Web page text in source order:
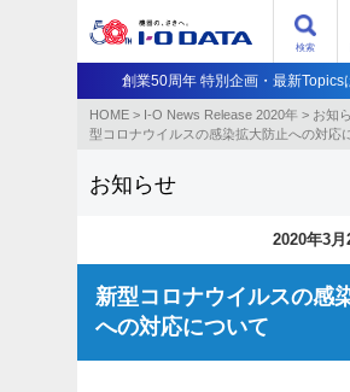
検索
創業50周年 特別企画・最新Topics
HOME > I-O News Release 2020年 > お知
型コロナウイルスの感染拡大防止への対応
お知らせ
2020年3
新型コロナウイルスの感
への対応について